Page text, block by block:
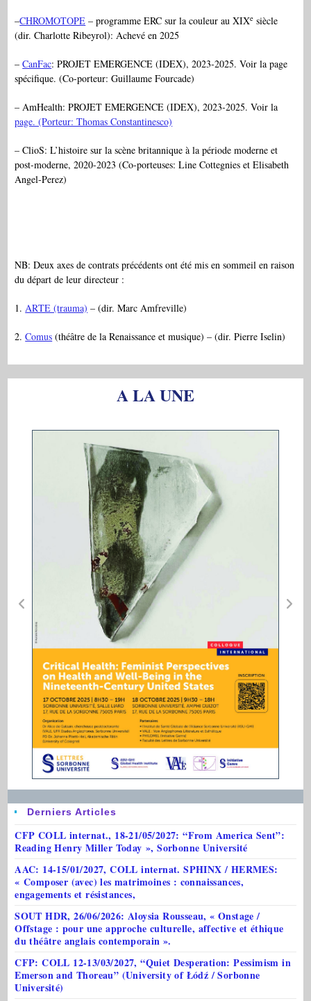
–CHROMOTOPE – programme ERC sur la couleur au XIXe siècle
(dir. Charlotte Ribeyrol): Achevé en 2025
–CanFac: PROJET EMERGENCE (IDEX), 2023-2025. Voir la page
spécifique. (Co-porteur: Guillaume Fourcade)
– AmHealth: PROJET EMERGENCE (IDEX), 2023-2025. Voir la
page. (Porteur: Thomas Constantinesco)
– ClioS: L’histoire sur la scène britannique à la période moderne et
post-moderne, 2020-2023 (Co-porteuses: Line Cottegnies et Elisabeth
Angel-Perez)
NB: Deux axes de contrats précédents ont été mis en sommeil en raison
du départ de leur directeur :
1.ARTE (trauma) – (dir. Marc Amfreville)
2.Comus (théâtre de la Renaissance et musique) – (dir. Pierre Iselin)
A LA UNE
Derniers Articles
CFP COLL internat., 18-21/05/2027: “From America Sent”:
Reading Henry Miller Today », Sorbonne Université
AAC: 14-15/01/2027, COLL internat. SPHINX / HERMES:
« Composer (avec) les matrimoines : connaissances,
engagements et résistances,
SOUT HDR, 26/06/2026: Aloysia Rousseau, « Onstage /
Offstage : pour une approche culturelle, affective et éthique
du théâtre anglais contemporain ».
CFP: COLL 12-13/03/2027, “Quiet Desperation: Pessimism in
Emerson and Thoreau” (University of Łódź / Sorbonne
Université)